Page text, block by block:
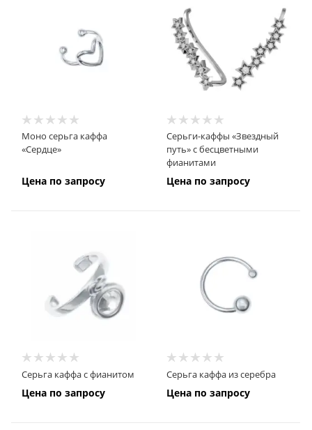
Моно серьга каффа
«Сердце»
Цена по запросу
Серьги-каффы «Звездный
путь» с бесцветными
фианитами
Цена по запросу
Серьга каффа с фианитом
Цена по запросу
Серьга каффа из серебра
Цена по запросу